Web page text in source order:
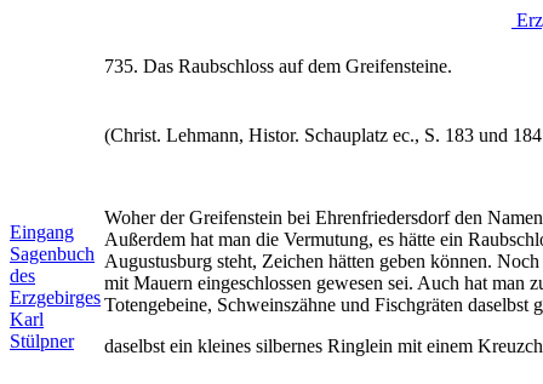
Eingang
Sagenbuch
des
Erzgebirges
Karl
Stülpner
735. Das Raubschloss auf dem Greifensteine.
(Christ. Lehmann, Histor. Schauplatz ec., S. 183 und
Woher der Greifenstein bei Ehrenfriedersdorf den
Außerdem hat man die Vermutung, es hätte ein
Augustusburg steht, Zeichen hätten geben können.
mit Mauern eingeschlossen gewesen sei. Auch hat man
Totengebeine, Schweinszähne und Fischgräten daselbst
daselbst ein kleines silbernes Ringlein mit einem